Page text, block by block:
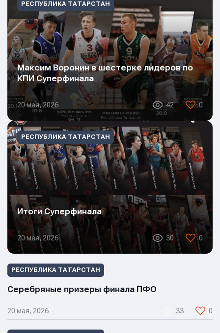
РЕСПУБЛИКА ТАТАРСТАН
Максим Воронин в шестерке лидеров по
КПИ Суперфинала
20 мая, 2026 42 0
РЕСПУБЛИКА ТАТАРСТАН
Итоги Суперфинала
20 мая, 2026 30 0
РЕСПУБЛИКА ТАТАРСТАН
Серебряные призеры финала ПФО
20 мая, 2026 33 0